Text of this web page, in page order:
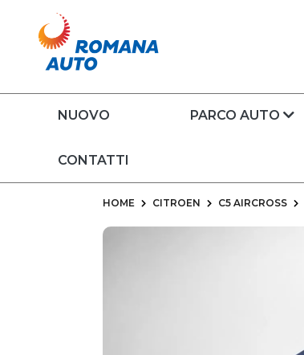
NUOVO PARCO AUTO
CONTATTI
HOME CITROEN C5 AIRCROSS